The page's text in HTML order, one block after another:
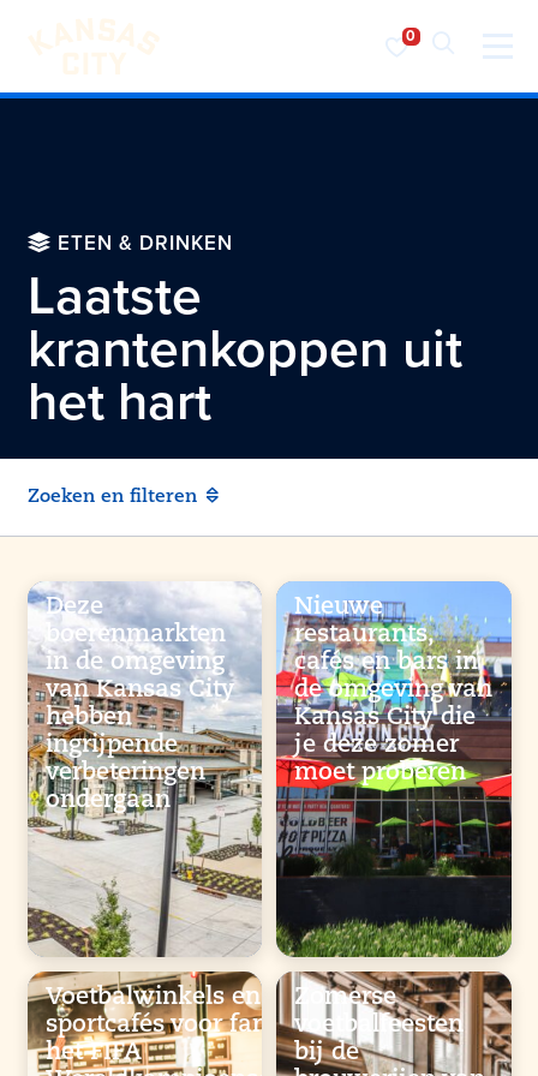
Bezoek KC
ETEN & DRINKEN
Laatste
krantenkoppen uit
het hart
Zoeken en filteren
Deze
boerenmarkten
in de omgeving
van Kansas City
hebben
ingrijpende
verbeteringen
ondergaan
Nieuwe
restaurants,
cafés en bars in
de omgeving van
Kansas City die
je deze zomer
moet proberen
Voetbalwinkels en
sportcafés voor fans van
het FIFA
Zomerse
voetbalfeesten
bij de